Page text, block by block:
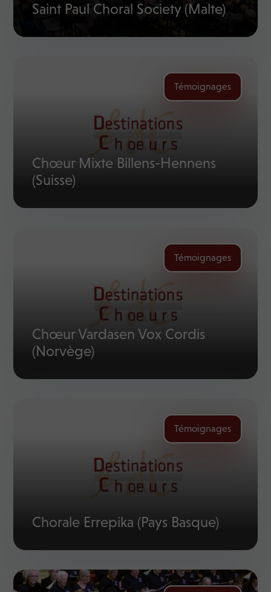
Saint Paul Choral Society (Malte)
Témoignages
Chœur Mixte Billens-Hennens
(Suisse)
Témoignages
Chœur Vardasen Vox Cordis
(Norvège)
Témoignages
Chorale Errepika (Pays Basque)